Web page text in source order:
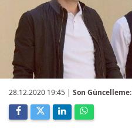
28.12.2020 19:45 | Son Güncelleme: